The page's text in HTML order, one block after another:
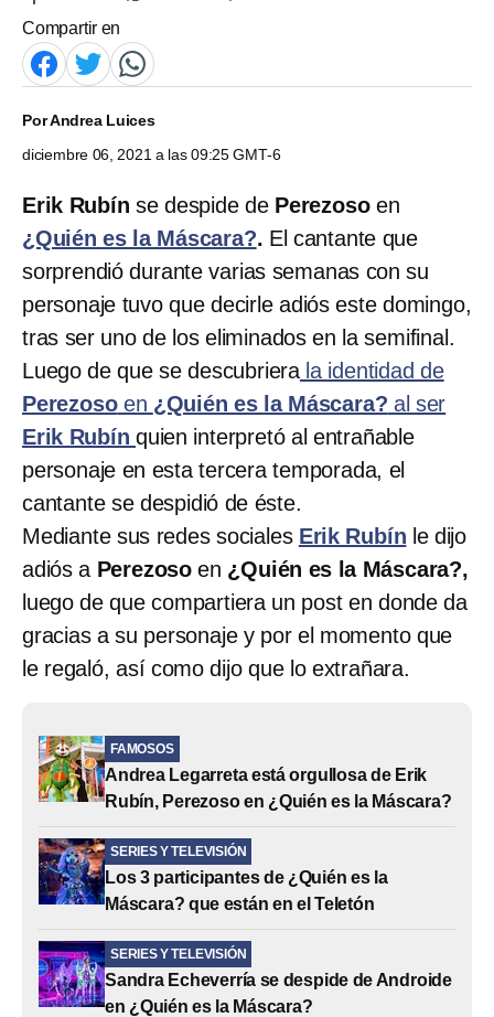
Compartir en
PorAndrea Luices
diciembre 06, 2021 a las 09:25 GMT-6
Erik Rubín se despide dePerezoso en
¿Quién es la Máscara?. El cantante que
sorprendió durante varias semanas con su
personaje tuvo que decirle adiós este domingo,
tras ser uno de los eliminados en la semifinal.
Luego de que se descubriera la identidad de
Perezosoen ¿Quién es la Máscara? al ser
Erik Rubín quien interpretó al entrañable
personaje en esta tercera temporada, el
cantante se despidió de éste.
Mediante sus redes sociales Erik Rubín le dijo
adiós a Perezosoen ¿Quién es la Máscara?,
luego de que compartiera un post en donde da
gracias a su personaje y por el momento que
le regaló, así como dijo que lo extrañara.
FAMOSOS
Andrea Legarreta está orgullosa de Erik
Rubín, Perezoso en ¿Quién es la Máscara?
SERIES Y TELEVISIÓN
Los 3 participantes de ¿Quién es la
Máscara? que están en el Teletón
SERIES Y TELEVISIÓN
Sandra Echeverría se despide de Androide
en ¿Quién es la Máscara?